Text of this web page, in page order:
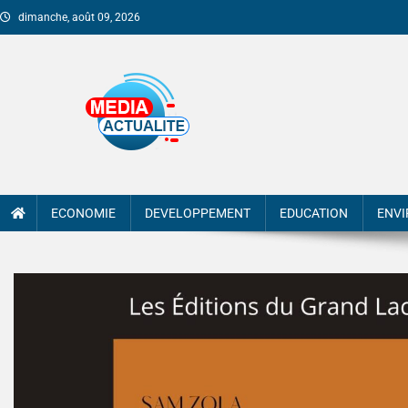
dimanche, août 09, 2026
ECONOMIE DEVELOPPEMENT EDUCATION